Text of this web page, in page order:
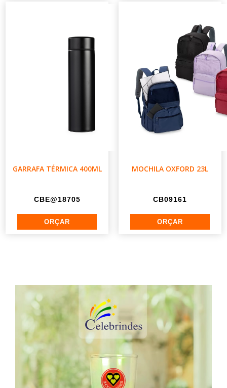
GARRAFA TÉRMICA 400ML
CBE@18705
MOCHILA OXFORD 23L
CB09161